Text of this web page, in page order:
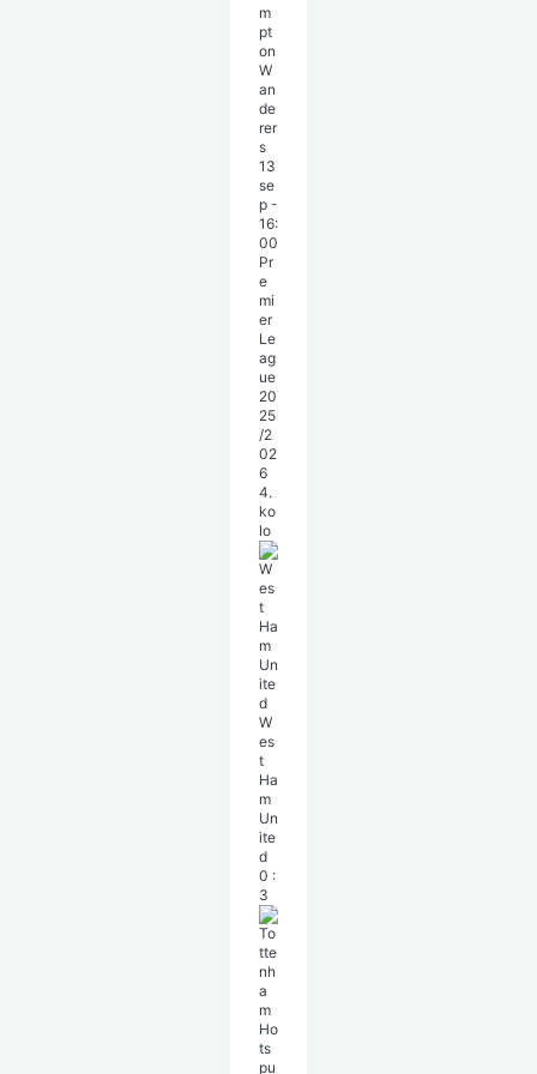
m
pt
on
W
an
de
rer
s
13
se
p -
16:
00
Pr
e
mi
er
Le
ag
ue
20
25
/2
02
6
4.
ko
lo
W
es
t
Ha
m
Un
ite
d
0 :
3